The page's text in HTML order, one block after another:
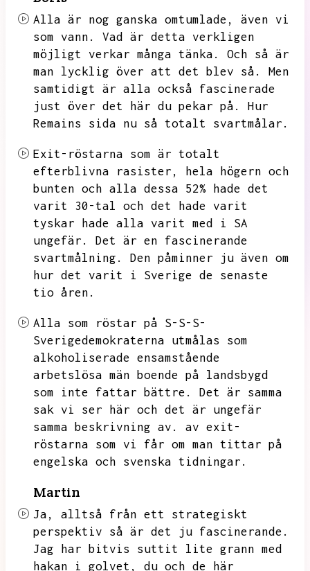
Alla är nog ganska omtumlade,
även vi
som vann.
Vad är detta verkligen
möjligt verkar många tänka.
Och så är
man lycklig över att det blev så.
Men
samtidigt är alla också fascinerade
just över det här du pekar på.
Hur
Remains sida nu så totalt svartmålar.
Exit-röstarna som är totalt
efterblivna rasister,
hela högern och
bunten och alla dessa 52% hade det
varit 30-tal och det hade varit
tyskar hade alla varit med i SA
ungefär.
Det är en fascinerande
svartmålning.
Den påminner ju även om
hur det varit i Sverige de senaste
tio åren.
Alla som röstar på S-S-S-
Sverigedemokraterna utmålas som
alkoholiserade ensamstående
arbetslösa män boende på landsbygd
som inte fattar bättre.
Det är samma
sak vi ser här och det är ungefär
samma beskrivning av.
av exit-
röstarna som vi får om man tittar på
engelska och svenska tidningar.
Martin
Ja,
alltså från ett strategiskt
perspektiv så är det ju fascinerande.
Jag har bitvis suttit lite grann med
hakan i golvet,
du och de här